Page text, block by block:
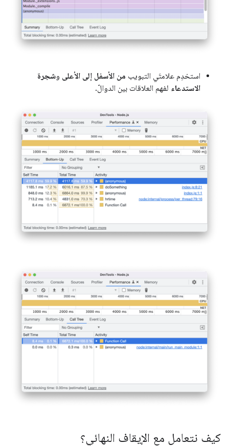
استخدِم علامتَي التبويب من الأسفل إلى الأعلى وشجرة
الاستدعاء لفهم العلاقات بين الدوالّ.
كيف نتعامل مع الإيقاف النهائي؟